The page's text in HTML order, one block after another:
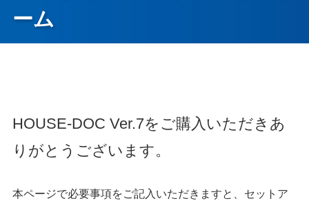
ーム
HOUSE-DOC Ver.7をご購入いただきあ
りがとうございます。
本ページで必要事項をご記入いただきますと、セットア